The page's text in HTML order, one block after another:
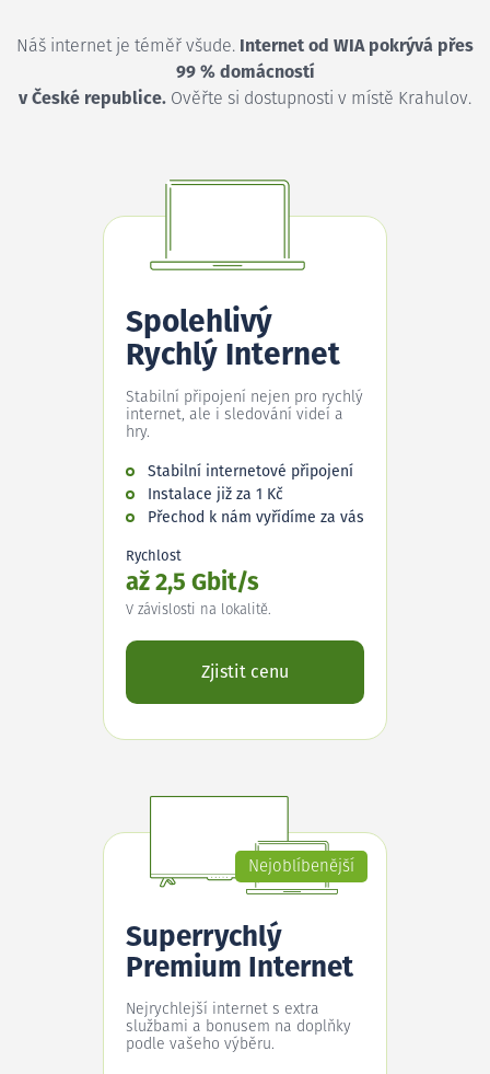
Náš internet je téměř všude. Internet od WIA pokrývá přes
99 % domácností
v České republice. Ověřte si dostupnosti v místě Krahulov.
Spolehlivý
Rychlý Internet
Stabilní připojení nejen pro rychlý
internet, ale i sledování videí a
hry.
Stabilní internetové připojení
Instalace již za 1 Kč
Přechod k nám vyřídíme za vás
Rychlost
až 2,5 Gbit/s
V závislosti na lokalitě.
Zjistit cenu
Nejoblíbenější
Superrychlý
Premium Internet
Nejrychlejší internet s extra
službami a bonusem na doplňky
podle vašeho výběru.